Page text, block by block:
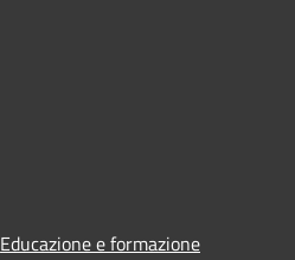
Educazione e formazione